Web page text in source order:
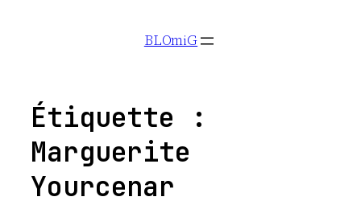
BLOmiG
Étiquette :
Marguerite
Yourcenar